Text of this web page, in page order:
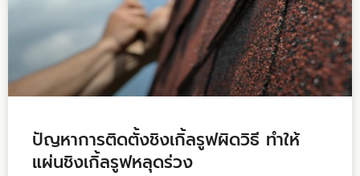
ปัญหาการติดตั้งชิงเกิ้ลรูฟผิดวิธี ทำให้
แผ่นชิงเกิ้ลรูฟหลุดร่วง